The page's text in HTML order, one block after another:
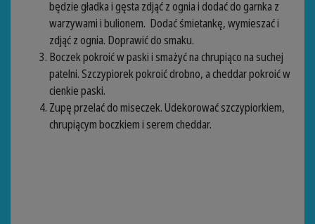
będzie gładka i gęsta zdjąć z ognia i dodać do garnka z
warzywami i bulionem. Dodać śmietankę, wymieszać i
zdjąć z ognia. Doprawić do smaku.
Boczek pokroić w paski i smażyć na chrupiąco na suchej
patelni. Szczypiorek pokroić drobno, a cheddar pokroić w
cienkie paski.
Zupę przelać do miseczek. Udekorować szczypiorkiem,
chrupiącym boczkiem i serem cheddar.